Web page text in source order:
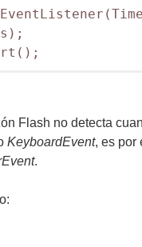
Flash no detecta
KeyboardEvent, es por
.